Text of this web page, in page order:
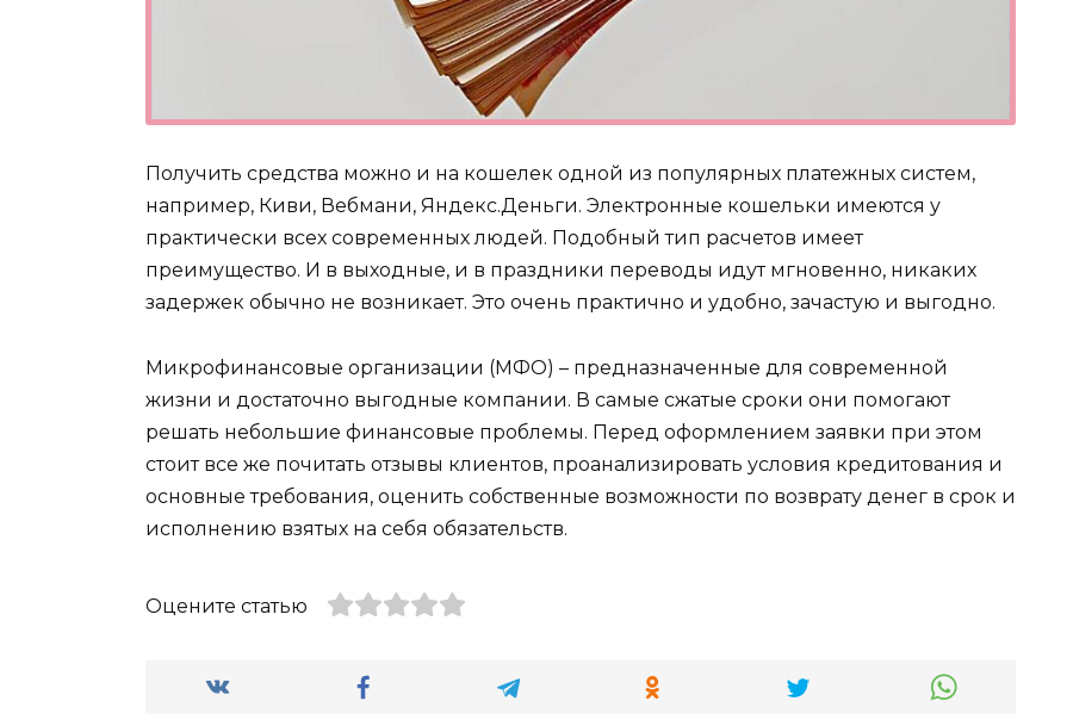
Получить средства можно и на кошелек одной из популярных платежных систем,
например, Киви, Вебмани, Яндекс.Деньги. Электронные кошельки имеются у
практически всех современных людей. Подобный тип расчетов имеет
преимущество. И в выходные, и в праздники переводы идут мгновенно, никаких
задержек обычно не возникает. Это очень практично и удобно, зачастую и выгодно.
Микрофинансовые организации (МФО) – предназначенные для современной
жизни и достаточно выгодные компании. В самые сжатые сроки они помогают
решать небольшие финансовые проблемы. Перед оформлением заявки при этом
стоит все же почитать отзывы клиентов, проанализировать условия кредитования и
основные требования, оценить собственные возможности по возврату денег в срок и
исполнению взятых на себя обязательств.
Оцените статью